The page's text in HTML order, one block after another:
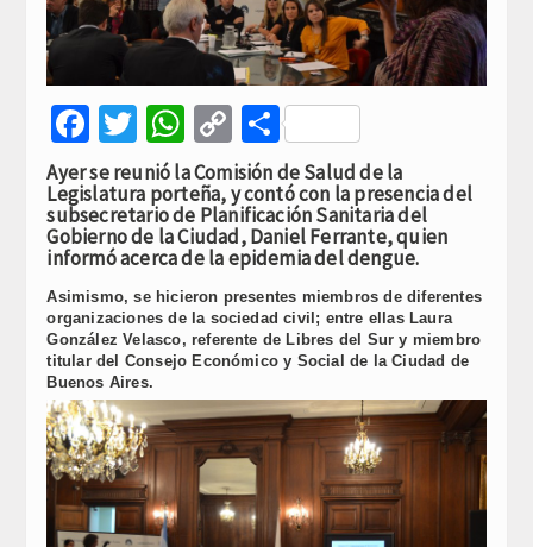
Facebook
Twitter
WhatsApp
Copy
Link
Compartir
Ayer se reunió la Comisión de Salud de la
Legislatura porteña, y contó con la presencia del
subsecretario de Planificación Sanitaria del
Gobierno de la Ciudad, Daniel Ferrante, quien
informó acerca de la epidemia del dengue.
Asimismo, se hicieron presentes miembros de diferentes
organizaciones de la sociedad civil; entre ellas Laura
González Velasco, referente de Libres del Sur y miembro
titular del Consejo Económico y Social de la Ciudad de
Buenos Aires.